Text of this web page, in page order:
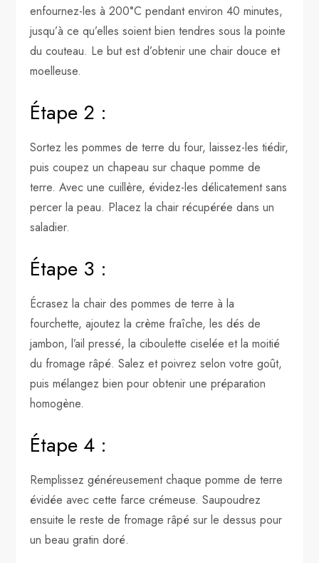
enfournez-les à 200°C pendant environ 40 minutes,
jusqu’à ce qu’elles soient bien tendres sous la pointe
du couteau. Le but est d’obtenir une chair douce et
moelleuse.
Étape 2 :
Sortez les pommes de terre du four, laissez-les tiédir,
puis coupez un chapeau sur chaque pomme de
terre. Avec une cuillère, évidez-les délicatement sans
percer la peau. Placez la chair récupérée dans un
saladier.
Étape 3 :
Écrasez la chair des pommes de terre à la
fourchette, ajoutez la crème fraîche, les dés de
jambon, l’ail pressé, la ciboulette ciselée et la moitié
du fromage râpé. Salez et poivrez selon votre goût,
puis mélangez bien pour obtenir une préparation
homogène.
Étape 4 :
Remplissez généreusement chaque pomme de terre
évidée avec cette farce crémeuse. Saupoudrez
ensuite le reste de fromage râpé sur le dessus pour
un beau gratin doré.